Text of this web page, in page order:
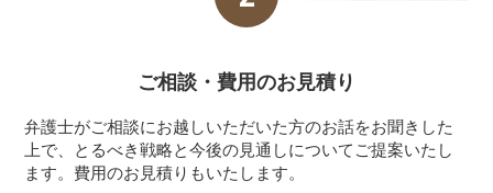
ご相談・費用のお見積り
弁護士がご相談にお越しいただいた方のお話をお聞きした
上で、とるべき戦略と今後の見通しについてご提案いたし
ます。費用のお見積りもいたします。